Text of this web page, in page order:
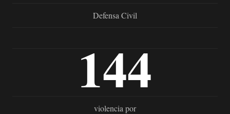
Defensa Civil
144
violencia por